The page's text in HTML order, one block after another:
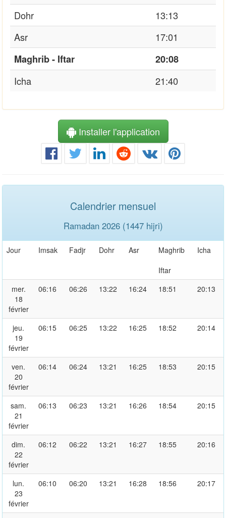
Dohr
13:13
Asr
17:01
Maghrib - Iftar
20:08
Icha
21:40
Installer l'application
Calendrier mensuel
Ramadan 2026 (1447 hijri)
Jour Imsak Fadjr Dohr Asr
Maghrib
Iftar
Icha
mer.
18
février
06:16 06:26 13:22 16:24 18:51 20:13
jeu.
19
février
06:15 06:25 13:22 16:25 18:52 20:14
ven.
20
février
06:14 06:24 13:21 16:25 18:53 20:15
sam.
21
février
06:13 06:23 13:21 16:26 18:54 20:15
dim.
22
février
06:12 06:22 13:21 16:27 18:55 20:16
lun.
23
février
06:10 06:20 13:21 16:28 18:56 20:17